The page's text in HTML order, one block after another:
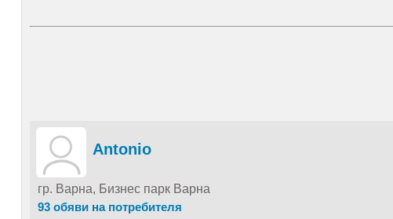
Kод двигател: ADR, APT, ARG, AVV
Antonio
гр. Варна, Бизнес парк Варна
93 обяви на потребителя